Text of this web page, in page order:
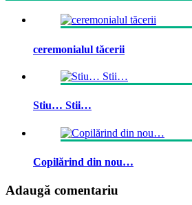
ceremonialul tăcerii
Stiu… Stii…
Copilărind din nou…
Adaugă comentariu